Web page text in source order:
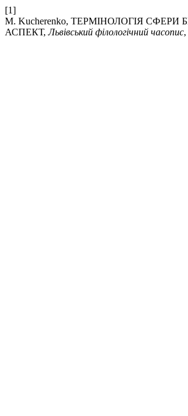
[1]
M. Kucherenko, ТЕРМІНОЛОГІЯ
АСПЕКТ,Львівський філологічний часопис